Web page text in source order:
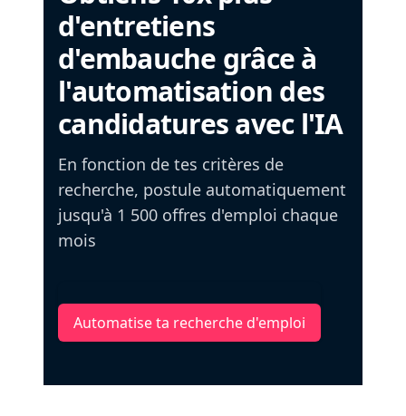
d'entretiens
d'embauche grâce à
l'automatisation des
candidatures avec l'IA
En fonction de tes critères de
recherche, postule automatiquement
jusqu'à 1 500 offres d'emploi chaque
mois
Automatise ta recherche d'emploi